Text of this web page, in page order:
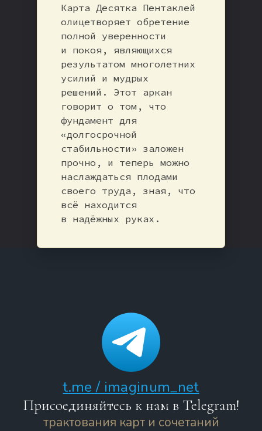
Карта Десятка Пентаклей
олицетворяет обретение
полной уверенности
и покоя, являющихся
результатом многолетних
усилий и мудрых
решений. Этот аркан
говорит о том, что
фундамент для
«долгосрочной
стабильности» заложен
прочно, и теперь можно
наслаждаться плодами
своего труда, зная, что
всё находится
в надёжных руках.
t.me / imaginum_net
Присоединяйтесь к нам в Telegram!
трактования карт и сочетаний